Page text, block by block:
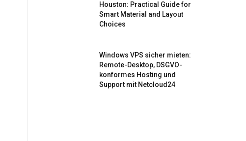
Houston: Practical Guide for
Smart Material and Layout
Choices
Windows VPS sicher mieten:
Remote-Desktop, DSGVO-
konformes Hosting und
Support mit Netcloud24